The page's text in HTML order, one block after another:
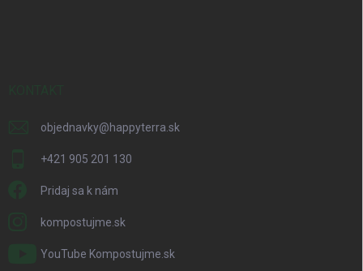
objednavky@happyterra.sk
+421 905 201 130
Pridaj sa k nám
kompostujme.sk
YouTube Kompostujme.sk